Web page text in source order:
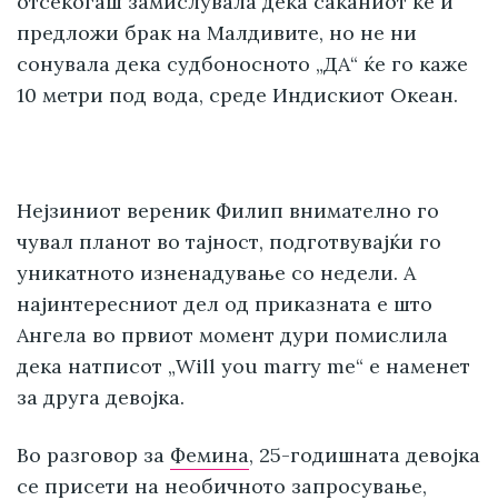
предложи брак на Малдивите, но не ни
сонувала дека судбоносното „ДА“ ќе го каже
10 метри под вода, среде Индискиот Океан.
Нејзиниот вереник Филип внимателно го
чувал планот во тајност, подготвувајќи го
уникатното изненадување со недели. А
најинтересниот дел од приказната е што
Ангела во првиот момент дури помислила
дека натписот „Will you marry me“ е наменет
за друга девојка.
Во разговор за Фемина, 25-годишната девојка
се присети на необичното запросување,